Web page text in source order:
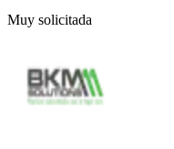
Muy solicitada